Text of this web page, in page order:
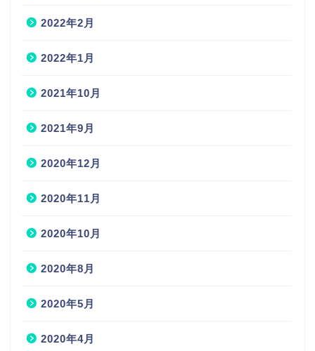
2022年2月
2022年1月
2021年10月
2021年9月
2020年12月
2020年11月
2020年10月
2020年8月
2020年5月
2020年4月